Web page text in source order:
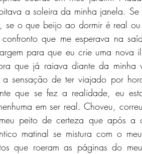
a soleira da minha janela. Se
o que beijo ao dormir é real
que me esperava na
para que eu crie uma nova
que já raiava diante da minha
sensação de ter viajado por
que se fez a realidade, eu
em ser real. Choveu,
peito de certeza que após a
matinal se mistura com o
que roeram as páginas do